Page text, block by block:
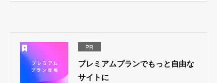
PR
プレミアムプランでもっと自由な
サイトに